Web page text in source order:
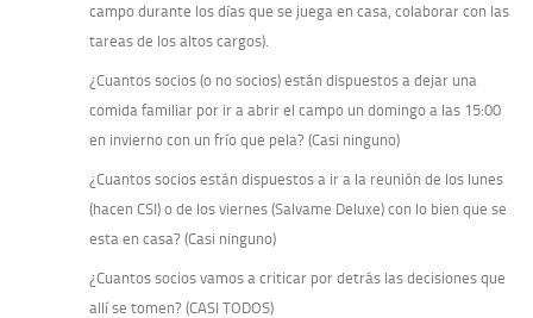
campo durante los días que se juega en casa, colaborar con las
tareas de los altos cargos).
¿Cuantos socios (o no socios) están dispuestos a dejar una
comida familiar por ir a abrir el campo un domingo a las 15:00
en invierno con un frío que pela? (Casi ninguno)
¿Cuantos socios están dispuestos a ir a la reunión de los lunes
(hacen CSI) o de los viernes (Salvame Deluxe) con lo bien que se
esta en casa? (Casi ninguno)
¿Cuantos socios vamos a criticar por detrás las decisiones que
allí se tomen? (CASI TODOS)